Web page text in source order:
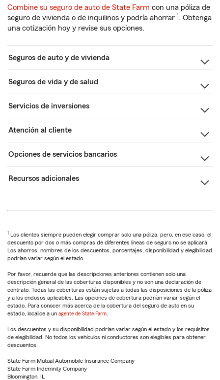
Combine su seguro de auto de State Farm con una póliza de
seguro de vivienda o de inquilinos y podría ahorrar 1. Obtenga
una cotización hoy y revise sus opciones.
Seguros de auto y de vivienda
Seguros de vida y de salud
Servicios de inversiones
Atención al cliente
Opciones de servicios bancarios
Recursos adicionales
1 Los clientes siempre pueden elegir comprar solo una póliza, pero, en ese caso, el
descuento por dos o más compras de diferentes líneas de seguro no se aplicará.
Los ahorros, nombres de los descuentos, porcentajes, disponibilidad y elegibilidad
podrían variar según el estado.
Por favor, recuerde que las descripciones anteriores contienen solo una
descripción general de las coberturas disponibles y no son una declaración de
contrato. Todas las coberturas están sujetas a todas las disposiciones de la póliza
y a los endosos aplicables. Las opciones de cobertura podrían variar según el
estado. Para conocer más acerca de la cobertura del seguro de auto en su
estado, localice a un agente de State Farm
Los descuentos y su disponibilidad podrían variar según el estado y los requisitos
de elegibilidad. No todos los vehículos ni conductores son elegibles para obtener
descuentos.
State Farm Mutual Automobile Insurance Company
State Farm Indemnity Company
Bloomington, IL